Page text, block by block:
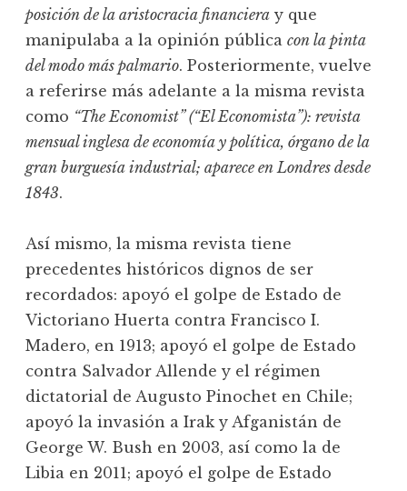
posición de la aristocracia financiera y que
manipulaba a la opinión pública con la pinta
del modo más palmario. Posteriormente, vuelve
a referirse más adelante a la misma revista
como “The Economist” (“El Economista”): revista
mensual inglesa de economía y política, órgano de la
gran burguesía industrial; aparece en Londres desde
1843.
Así mismo, la misma revista tiene
precedentes históricos dignos de ser
recordados: apoyó el golpe de Estado de
Victoriano Huerta contra Francisco I.
Madero, en 1913; apoyó el golpe de Estado
contra Salvador Allende y el régimen
dictatorial de Augusto Pinochet en Chile;
apoyó la invasión a Irak y Afganistán de
George W. Bush en 2003, así como la de
Libia en 2011; apoyó el golpe de Estado